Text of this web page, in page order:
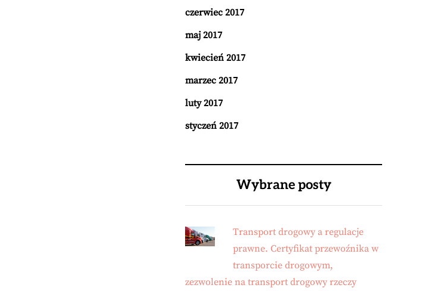
czerwiec 2017
maj 2017
kwiecień 2017
marzec 2017
luty 2017
styczeń 2017
Wybrane posty
Transport drogowy a regulacje
prawne. Certyfikat przewoźnika w
transporcie drogowym,
zezwolenie na transport drogowy rzeczy